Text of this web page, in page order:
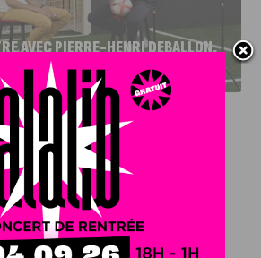
AVEC PIERRE-HENRI DEBALLON,
EN LIGUE 2
INFOS ,SPORT
DFCO : Rencontre avec Pierre-Henri
Deballon, l’artisan de la montée en
Ligue 2
7 AOÛT, 2026
Le DFCO est de retour en Ligue 2 après trois ans
d’absence. La saison...